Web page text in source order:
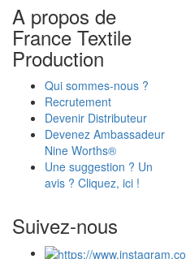
A propos de
France Textile
Production
Qui sommes-nous ?
Recrutement
Devenir Distributeur
Devenez Ambassadeur
Nine Worths®
Une suggestion ? Un
avis ? Cliquez, ici !
Suivez-nous